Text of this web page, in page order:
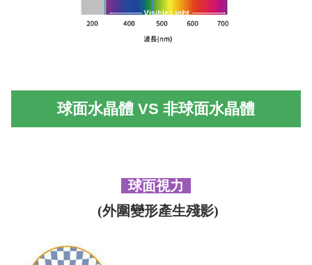
球面水晶體 VS 非球面水晶體
球面視力
(外圍變形產生殘影)